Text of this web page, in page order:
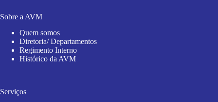
Sobre a AVM
Quem somos
Diretoria/ Departamentos
Regimento Interno
Histórico da AVM
Serviços